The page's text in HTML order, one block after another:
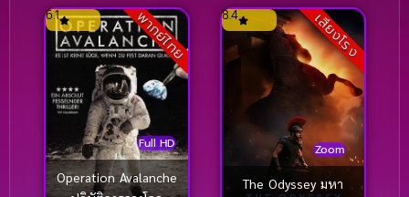
พากย์ไทย
Full HD
6.1
Operation Avalanche
เสียงโรง
Zoom
8.4
The Odyssey มหา